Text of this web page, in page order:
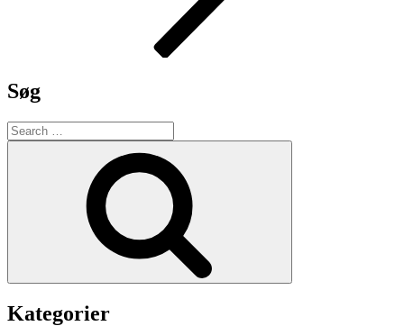
Søg
Search
for:
Kategorier